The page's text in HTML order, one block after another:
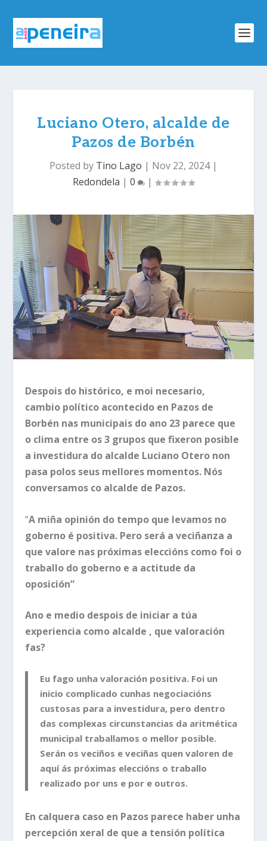
Luciano Otero, alcalde de
Pazos de Borbén
Posted by Tino Lago | Nov 22, 2024|
Redondela | 0 |
Despois do histórico, e moi necesario,
cambio político acontecido en Pazos de
Borbén nas municipais do ano 23 parece que
o clima entre os 3 grupos que fixeron posible
a investidura do alcalde Luciano Otero non
pasa polos seus mellores momentos. Nós
conversamos co alcalde de Pazos.
“A miña opinión do tempo que levamos no
goberno é positiva. Pero será a veciñanza a
que valore nas próximas eleccións como foi o
traballo do goberno e a actitude da
oposición”
Ano e medio despois de iniciar a túa
experiencia como alcalde , que valoración
fas?
Eu fago unha valoración positiva. Foi un
inicio complicado cunhas negociacións
custosas para a investidura, pero dentro
das complexas circunstancias da aritmética
municipal traballamos o mellor posible.
Serán os veciños e veciñas quen valoren de
aquí ás próximas eleccións o traballo
realizado por uns e por e outros.
En calquera caso en Pazos parece haber unha
percepción xeral de que a tensión política